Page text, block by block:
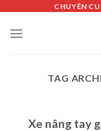
content
CHUYÊN
TAG
Xe nâng tay